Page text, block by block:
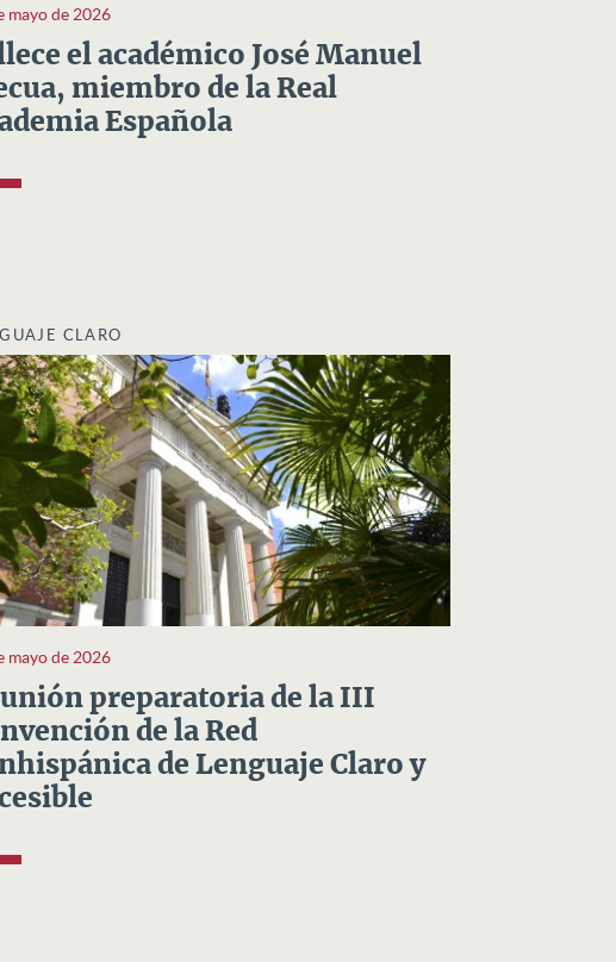
mayo de 2026
el académico José Manuel
miembro de la Real
Española
CLARO
mayo de 2026
preparatoria de la III
de la Red
de Lenguaje Claro y